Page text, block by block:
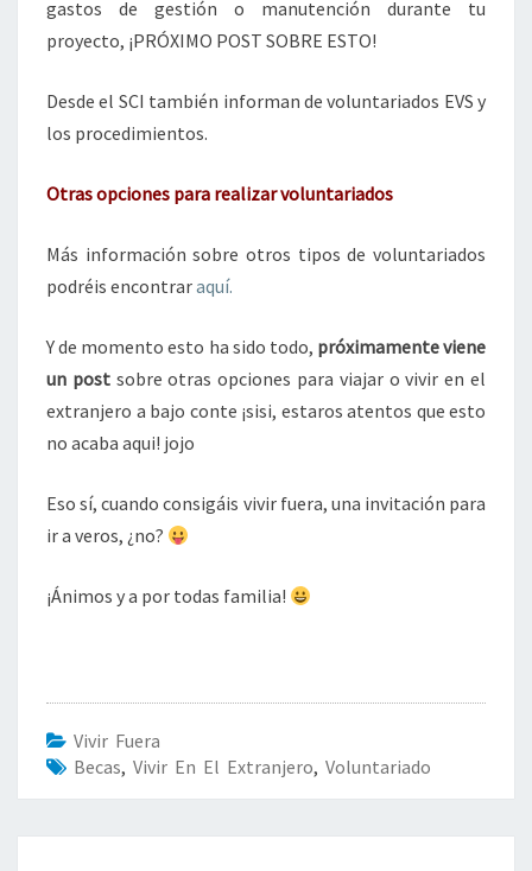
gastos de gestión o manutención durante tu
proyecto, ¡PRÓXIMO POST SOBRE ESTO!
Desde el SCI también informan de voluntariados EVS y
los procedimientos.
Otras opciones para realizar voluntariados
Más información sobre otros tipos de voluntariados
podréis encontraraquí.
Y de momento esto ha sido todo, próximamente viene
un postsobre otras opciones para viajar o vivir en el
extranjero a bajo conte ¡sisi, estaros atentos que esto
no acaba aqui! jojo
Eso sí, cuando consigáis vivir fuera, una invitación para
ir a veros, ¿no?
¡Ánimos y a por todas familia!
Vivir Fuera
Becas, Vivir En El Extranjero, Voluntariado